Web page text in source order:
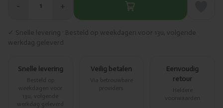
− 1 +
✓ Snelle levering · Besteld op weekdagen voor 13u, volgende
werkdag geleverd
Snelle levering
Besteld op
weekdagen voor
13u, volgende
werkdag geleverd
Veilig betalen
Via betrouwbare
providers
Eenvoudig
retour
Heldere
voorwaarden